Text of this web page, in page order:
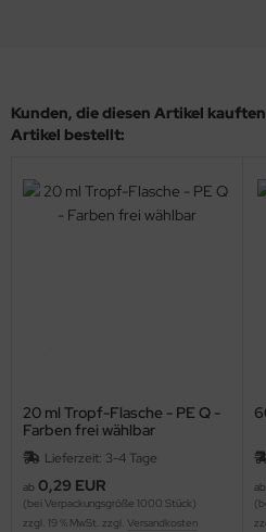
Kunden, die diesen Artikel
Artikel bestellt:
20 ml Tropf-Flasche - PE Q -
Farben frei wählbar
Lieferzeit: 3-4 Tage
ab 0,29 EUR
(bei Verpackungsgröße 1000 Stück)
zzgl. 19 % MwSt. zzgl. Versandkosten
ab